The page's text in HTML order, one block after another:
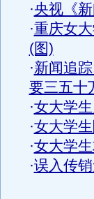
·央视《
·重庆女
(图)
·新闻追
要三五十
·女大学
·女大学
·女大学
·误入传